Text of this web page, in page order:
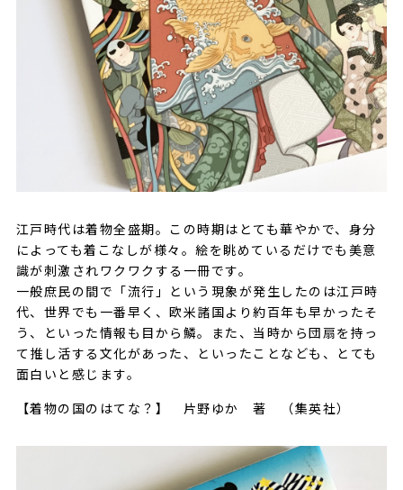
江戸時代は着物全盛期。この時期はとても華やかで、身分
によっても着こなしが様々。絵を眺めているだけでも美意
識が刺激されワクワクする一冊です。
一般庶民の間で「流行」という現象が発生したのは江戸時
代、世界でも一番早く、欧米諸国より約百年も早かったそ
う、といった情報も目から鱗。また、当時から団扇を持っ
て推し活する文化があった、といったことなども、とても
面白いと感じます。
【着物の国のはてな？】 片野ゆか 著 （集英社）